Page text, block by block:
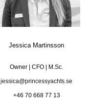
Jessica Martinsson
Owner | CFO | M.Sc.
jessica@princessyachts.se
+46 70 668 77 13